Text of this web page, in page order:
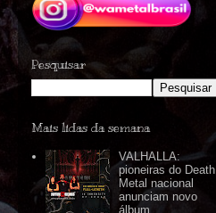
Pesquisar
Mais lidas da semana
VALHALLA:
pioneiras do Death
Metal nacional
anunciam novo
álbum